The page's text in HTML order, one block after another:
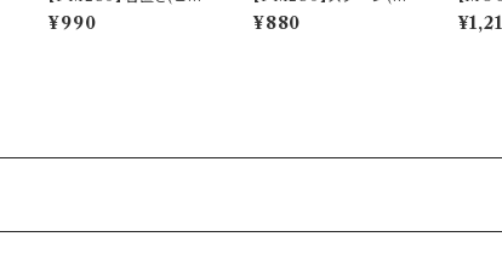
カゲ)【Daily Sketch】P
M282-402
¥990
シギダネ)【Daily Sketc
h】PM281-850
¥880
0000